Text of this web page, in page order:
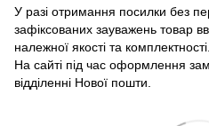
У разі отримання посилки без
зафіксованих зауважень товар
належної якості та комплектності.
На сайті під час оформлення
відділенні Нової пошти.